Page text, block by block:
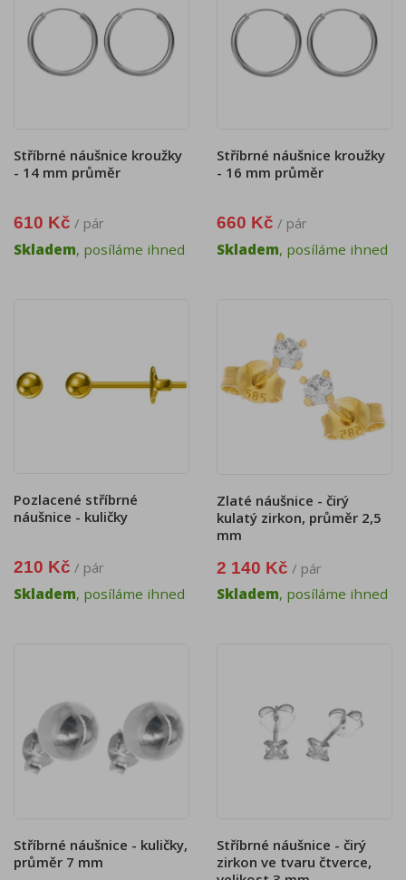
Stříbrné náušnice kroužky
- 14 mm průměr
610 Kč / pár
Skladem, posíláme ihned
Stříbrné náušnice kroužky
- 16 mm průměr
660 Kč / pár
Skladem, posíláme ihned
Pozlacené stříbrné
náušnice - kuličky
210 Kč / pár
Skladem, posíláme ihned
Zlaté náušnice - čirý
kulatý zirkon, průměr 2,5
mm
2 140 Kč / pár
Skladem, posíláme ihned
Stříbrné náušnice - kuličky,
průměr 7 mm
Stříbrné náušnice - čirý
zirkon ve tvaru čtverce,